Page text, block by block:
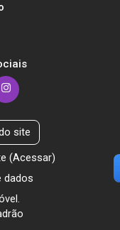
site
(Acessar)
dados